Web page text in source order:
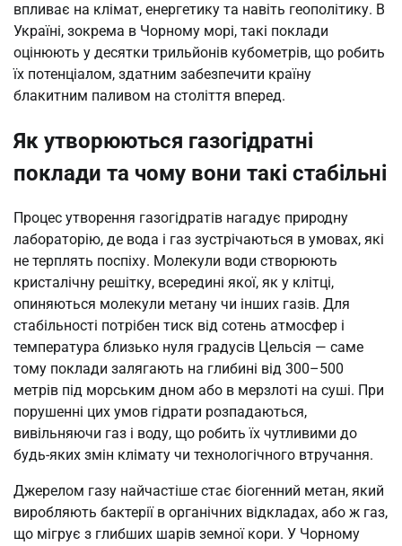
впливає на клімат, енергетику та навіть геополітику. В
Україні, зокрема в Чорному морі, такі поклади
оцінюють у десятки трильйонів кубометрів, що робить
їх потенціалом, здатним забезпечити країну
блакитним паливом на століття вперед.
Як утворюються газогідратні
поклади та чому вони такі стабільні
Процес утворення газогідратів нагадує природну
лабораторію, де вода і газ зустрічаються в умовах, які
не терплять поспіху. Молекули води створюють
кристалічну решітку, всередині якої, як у клітці,
опиняються молекули метану чи інших газів. Для
стабільності потрібен тиск від сотень атмосфер і
температура близько нуля градусів Цельсія — саме
тому поклади залягають на глибині від 300–500
метрів під морським дном або в мерзлоті на суші. При
порушенні цих умов гідрати розпадаються,
вивільняючи газ і воду, що робить їх чутливими до
будь-яких змін клімату чи технологічного втручання.
Джерелом газу найчастіше стає біогенний метан, який
виробляють бактерії в органічних відкладах, або ж газ,
що мігрує з глибших шарів земної кори. У Чорному